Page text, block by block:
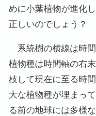
めに小葉植物が進化
正しいのでしょう？
系統樹の横線は時
植物種は時間軸の右
枝して現在に至る時
大な植物種が埋まっ
る前の地球には多様